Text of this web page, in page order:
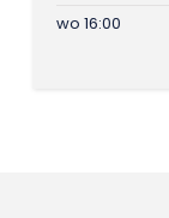
wo 16:00